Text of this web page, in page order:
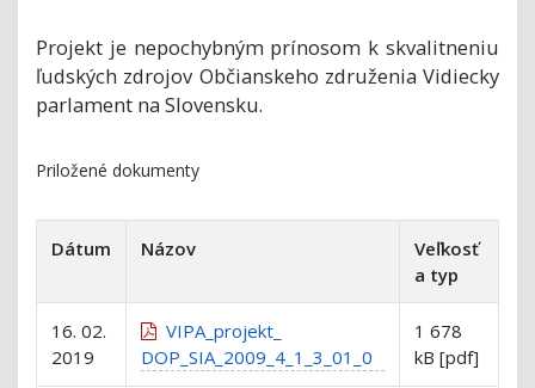
Projekt je nepochybným prínosom k skvalitneniu
ľudských zdrojov Občianskeho združenia Vidiecky
parlament na Slovensku.
Priložené dokumenty
Dátum Názov
Veľkosť
a typ
16. 02.
2019
VIPA_projekt_
DOP_SIA_2009_4_1_3_01_0
1 678
kB [pdf]